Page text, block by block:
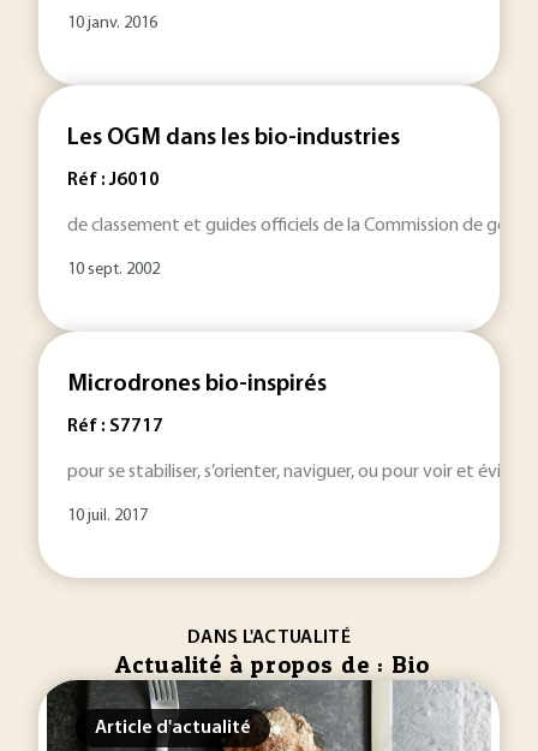
10 janv. 2016
Les OGM dans les bio-industries
Réf : J6010
de classement et guides officiels de la Commission de génie
10 sept. 2002
Microdrones bio-inspirés
Réf : S7717
pour se stabiliser, s’orienter, naviguer, ou pour voir et éviter
10 juil. 2017
DANS L'ACTUALITÉ
Actualité à propos de : Bio
Article d'actualité